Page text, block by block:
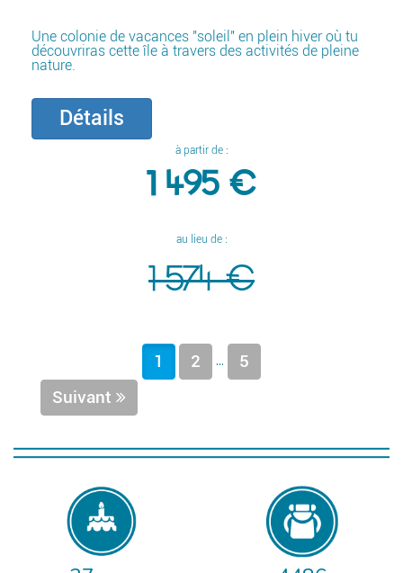
Une colonie de vacances "soleil" en plein hiver où tu
découvriras cette île à travers des activités de pleine
nature.
Détails
à partir de :
1 495 €
au lieu de :
1 574 €
1 2 ...
5
Suivant